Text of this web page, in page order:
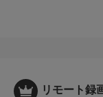
リモート録